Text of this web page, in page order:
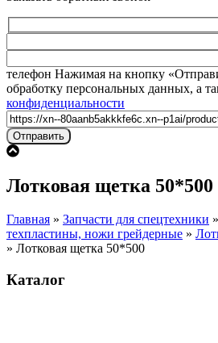
телефон Оставьте это поле пустым.
Нажимая на кнопку
обработку персональных данных, а
конфиденциальности
Лотковая щетка 50*500
Главная » Запчасти для спецтехники »
техпластины, ножи грейдерные »
» Лотковая щетка 50*500
Каталог